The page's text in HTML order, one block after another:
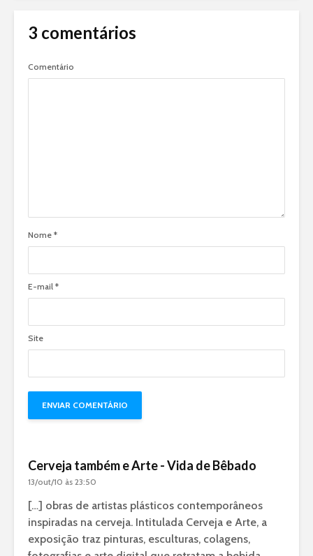
3 comentários
Comentário
Nome *
E-mail *
Site
Cerveja também e Arte - Vida de Bêbado
13/out/10 às 23:50
[…] obras de artistas plásticos contemporâneos
inspiradas na cerveja. Intitulada Cerveja e Arte, a
exposição traz pinturas, esculturas, colagens,